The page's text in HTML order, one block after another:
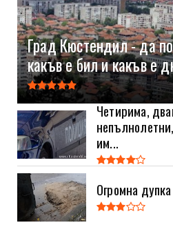
Град Кюстендил - да
какъв е бил и какъв е
Четирима,
им...
Огромна